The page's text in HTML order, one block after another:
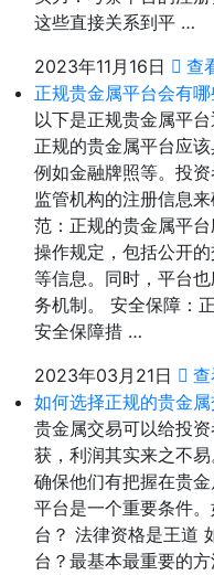
这些直接关系到平 …
2023年11月16日
查
正规贵金属平台会有
以下是正规贵金属平
正规的贵金属平台应
例如金融牌照等。投
监管机构的注册信息
范：正规的贵金属平
操作规定，包括公开
等信息。同时，平台
务机制。 安全保障：
安全保障措 …
2023年03月21日
如何选择正规的贵金
贵金属交易可以给投
获，利润其实来之不
确保他们有把握在贵
平台是一个重要条件
台？ 法律资格是王道
台？最基本最重要的